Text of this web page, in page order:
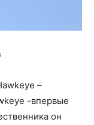
–
-впервые
он